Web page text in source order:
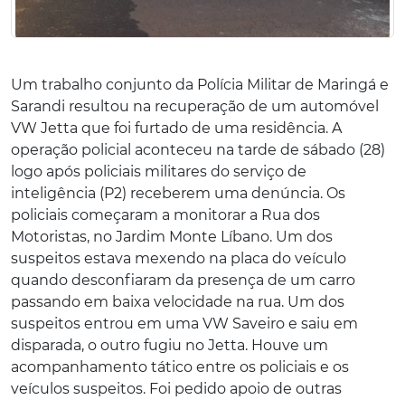
Um trabalho conjunto da Polícia Militar de Maringá e
Sarandi resultou na recuperação de um automóvel
VW Jetta que foi furtado de uma residência. A
operação policial aconteceu na tarde de sábado (28)
logo após policiais militares do serviço de
inteligência (P2) receberem uma denúncia. Os
policiais começaram a monitorar a Rua dos
Motoristas, no Jardim Monte Líbano. Um dos
suspeitos estava mexendo na placa do veículo
quando desconfiaram da presença de um carro
passando em baixa velocidade na rua. Um dos
suspeitos entrou em uma VW Saveiro e saiu em
disparada, o outro fugiu no Jetta. Houve um
acompanhamento tático entre os policiais e os
veículos suspeitos. Foi pedido apoio de outras